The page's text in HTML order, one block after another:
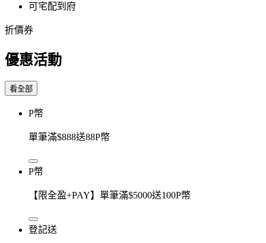
可宅配到府
折價券
優惠活動
看全部
P幣
單筆滿$888送88P幣
P幣
【限全盈+PAY】單筆滿$5000送100P幣
登記送